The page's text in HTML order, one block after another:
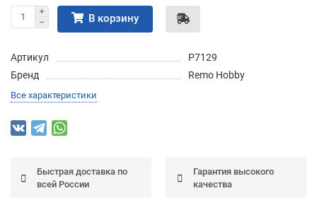
В корзину
Артикул
P7129
Бренд
Remo Hobby
Все характеристики
Быстрая доставка по
всей России
Гарантия высокого
качества
Подробнее
75
6
8 (800) 100-05 85